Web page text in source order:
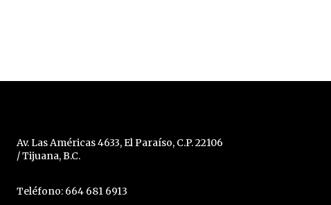
Av. Las Américas 4633, El Paraíso, C.P. 22106
/ Tijuana, B.C.
Teléfono: 664 681 6913